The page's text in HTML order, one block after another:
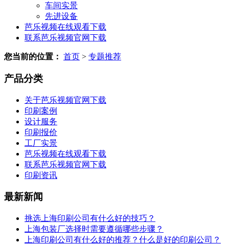
车间实景
先进设备
芭乐视频在线观看下载
联系芭乐视频官网下载
您当前的位置： 首页 > 专题推荐
产品分类
关于芭乐视频官网下载
印刷案例
设计服务
印刷报价
工厂实景
芭乐视频在线观看下载
联系芭乐视频官网下载
印刷资讯
最新新闻
挑选上海印刷公司有什么好的技巧？
上海包装厂选择时需要遵循哪些步骤？
上海印刷公司有什么好的推荐？什么是好的印刷公司？